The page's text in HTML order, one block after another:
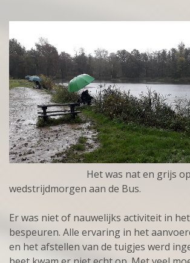
Het was nat en grijs
wedstrijdmorgen aan de Bus.
Er was niet of nauwelijks activiteit in
bespeuren. Alle ervaring in het
en het afstellen van de tuigjes werd